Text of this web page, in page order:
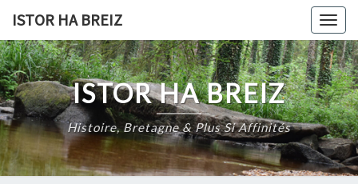
content
ISTOR HA BREIZ
ISTOR HA BREIZ
Histoire, Bretagne & Plus Si Affinités